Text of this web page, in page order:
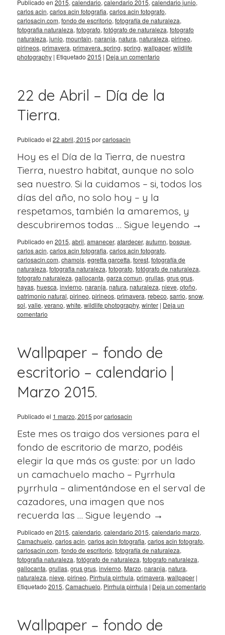
Publicado en 2015, calendario, calendario 2015, calendario junio,
carlos acin, carlos acin fotografia, carlos acin fotografo,
carlosacin.com, fondo de escritorio, fotografía de naturaleza,
fotografia naturaleza, fotografo, fotógrafo de naturaleza, fotografo
naturaleza, junio, mountain, naranja, natura, naturaleza, pirineo,
pirineos, primavera, primavera. spring, spring, wallpaper, wildlife
photography | Etiquetado 2015 | Deja un comentario
22 de Abril – Día de la
Tierra.
Publicado el 22 abril, 2015 porcarlosacin
Hoy es el Día de la Tierra, de nuestra
Tierra, nuestro habitat, aunque no solo
sea nuestro. Si la cuidamos – si, todos los
días del año, no solo hoy – y la
respetamos, también la amaremos, y
descubriremos todas … Sigue leyendo →
Publicado en 2015, abril, amanecer, atardecer, autumn, bosque,
carlos acin, carlos acin fotografia, carlos acin fotografo,
carlosacin.com, chamois, egretta garcetta, forest, fotografía de
naturaleza, fotografia naturaleza, fotografo, fotógrafo de naturaleza,
fotografo naturaleza, gallocanta, garza comun, grullas, grus grus,
hayas, huesca, invierno, naranja, natura, naturaleza, nieve, otoño,
patrimonio natural, pirineo, pirineos, primavera, rebeco, sarrio, snow,
sol, valle, verano, white, wildlife photography, winter | Deja un
comentario
Wallpaper – fondo de
escritorio – calendario |
Marzo 2015.
Publicado el 1 marzo, 2015 porcarlosacin
Este mes os traigo dos versiones para el
fondo de escritorio de marzo, podéis
elegir la que más os guste: por un lado
un camachuelo macho – Pyrrhula
pyrrhula – alimentándose en el serval de
cazadores, una imagen que nos
recuerda las … Sigue leyendo →
Publicado en 2015, calendario, calendario 2015, calendario marzo,
Camachuelo, carlos acin, carlos acin fotografia, carlos acin fotografo,
carlosacin.com, fondo de escritorio, fotografía de naturaleza,
fotografia naturaleza, fotógrafo de naturaleza, fotografo naturaleza,
gallocanta, grullas, grus grus, invierno, Marzo, naranja, natura,
naturaleza, nieve, pirineo, Pirrhula pirrhula, primavera, wallpaper |
Etiquetado 2015, Camachuelo, Pirrhula pirrhula | Deja un comentario
Wallpaper – fondo de